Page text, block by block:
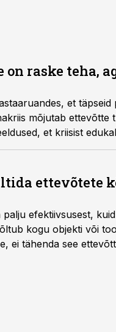
on raske teha,
et
mõjutab ettevõtte
et kriisist
ettevõtete
efektiivsusest,
kogu objekti või
ei tähenda see